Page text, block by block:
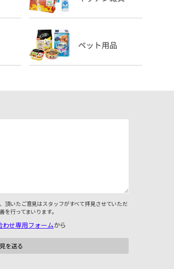
頂いたご意見はスタッフがすべて拝見させていただ
行ってまいります。
わせ専用フォームから